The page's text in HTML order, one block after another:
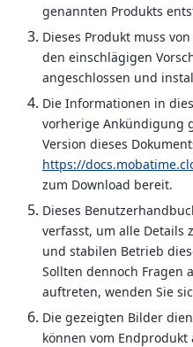
genannten Produkts
Dieses Produkt muss
den einschlägigen
angeschlossen und
Die Informationen in
vorherige Ankündigung
Version dieses
https://
zum Download bereit.
Dieses
verfasst, um alle Details
und stabilen Betrieb
Sollten dennoch Fragen
auftreten, wenden Sie
Die gezeigten Bilder
können vom Endprodukt